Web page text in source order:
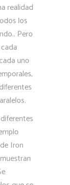
realidad
los
Pero
uno
Iron